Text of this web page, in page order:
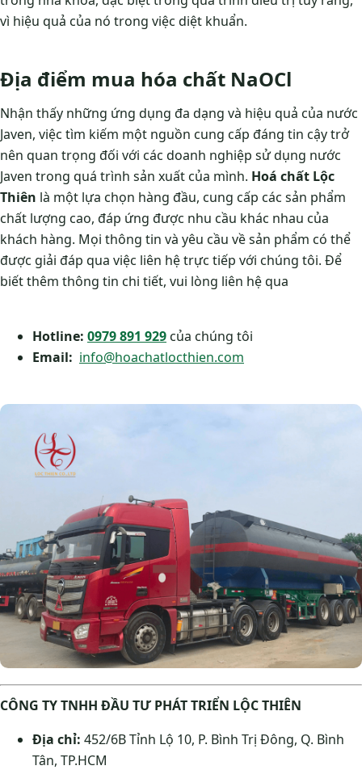
vì hiệu quả của nó trong việc diệt khuẩn.
Địa điểm mua hóa chất NaOCl
Nhận thấy những ứng dụng đa dạng và hiệu quả của nước
Javen, việc tìm kiếm một nguồn cung cấp đáng tin cậy trở
nên quan trọng đối với các doanh nghiệp sử dụng nước
Javen trong quá trình sản xuất của mình. Hoá chất Lộc
Thiên là một lựa chọn hàng đầu, cung cấp các sản phẩm
chất lượng cao, đáp ứng được nhu cầu khác nhau của
khách hàng. Mọi thông tin và yêu cầu về sản phẩm có thể
được giải đáp qua việc liên hệ trực tiếp với chúng tôi. Để
biết thêm thông tin chi tiết, vui lòng liên hệ qua
Hotline: 0979 891 929của chúng tôi
Email: info@hoachatlocthien.com
CÔNG TY TNHH ĐẦU TƯ PHÁT TRIỂN LỘC THIÊN
Địa chỉ: 452/6B Tỉnh Lộ 10, P. Bình Trị Đông, Q. Bình
Tân, TP.HCM